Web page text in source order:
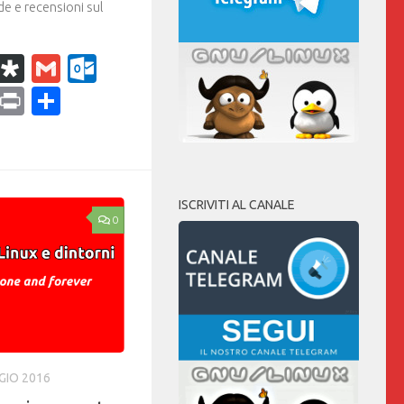
e recensioni sul
WhatsApp
Diaspora
GmailOutlook.com
CopyPrint
0
2016
ISCRIVITI AL CANALE